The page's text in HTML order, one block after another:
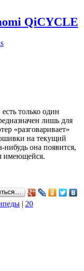
QiCYCLE
только один
лишь для
«разговаривает»
на текущий
она появится,
имеющейся.
| 20